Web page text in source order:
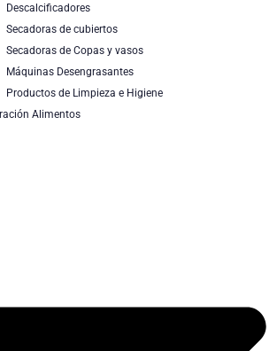
Descalcificadores
Secadoras de cubiertos
Secadoras de Copas y vasos
Máquinas Desengrasantes
Productos de Limpieza e Higiene
Alimentos